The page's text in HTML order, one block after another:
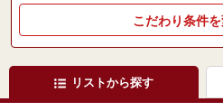
こだわり条件
リストから探す